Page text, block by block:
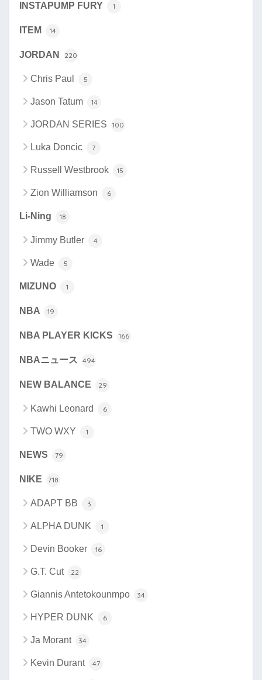
INSTAPUMP FURY 1
ITEM 14
JORDAN 220
Chris Paul 5
Jason Tatum 14
JORDAN SERIES 100
Luka Doncic 7
Russell Westbrook 15
Zion Williamson 6
Li-Ning 18
Jimmy Butler 4
Wade 5
MIZUNO 1
NBA 19
NBA PLAYER KICKS 166
NBAニュース 494
NEW BALANCE 29
Kawhi Leonard 6
TWO WXY 1
NEWS 79
NIKE 718
ADAPT BB 3
ALPHA DUNK 1
Devin Booker 16
G.T. Cut 22
Giannis Antetokounmpo 34
HYPER DUNK 6
Ja Morant 34
Kevin Durant 47